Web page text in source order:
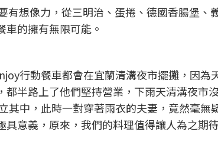
想像力，從三明治、蛋捲、德國香腸堡、
的擁有無限可能。
行動餐車都會在宜蘭清溝夜市擺攤，因為
半路上了他們堅持營業，下雨天清溝夜市
其中，此時一對穿著雨衣的夫妻，竟然毫無
意義，原來，我們的料理值得讓人為之期